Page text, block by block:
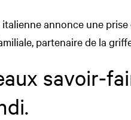
italienne annonce une
partenaire de la
savoir-